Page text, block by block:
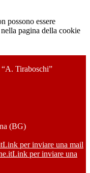
possono essere
pagina della cookie
Tiraboschi”
(BG)
Link per inviare una mail
Link per inviare una